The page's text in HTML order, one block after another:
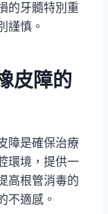
的牙髓特別重
謹慎。
皮障的
障是確保治療
環境，提供一
高根管消毒的
不適感。